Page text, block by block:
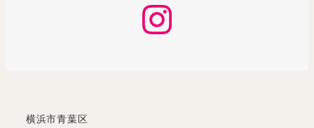
横浜市青葉区